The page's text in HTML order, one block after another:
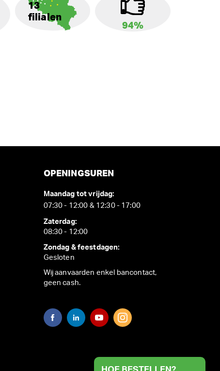
13
filialen
94%
OPENINGSUREN
Maandag tot vrijdag:
07:30 - 12:00 & 12:30 - 17:00
Zaterdag:
08:30 - 12:00
Zondag & feestdagen:
Gesloten
Wij aanvaarden enkel bancontact,
geen cash.